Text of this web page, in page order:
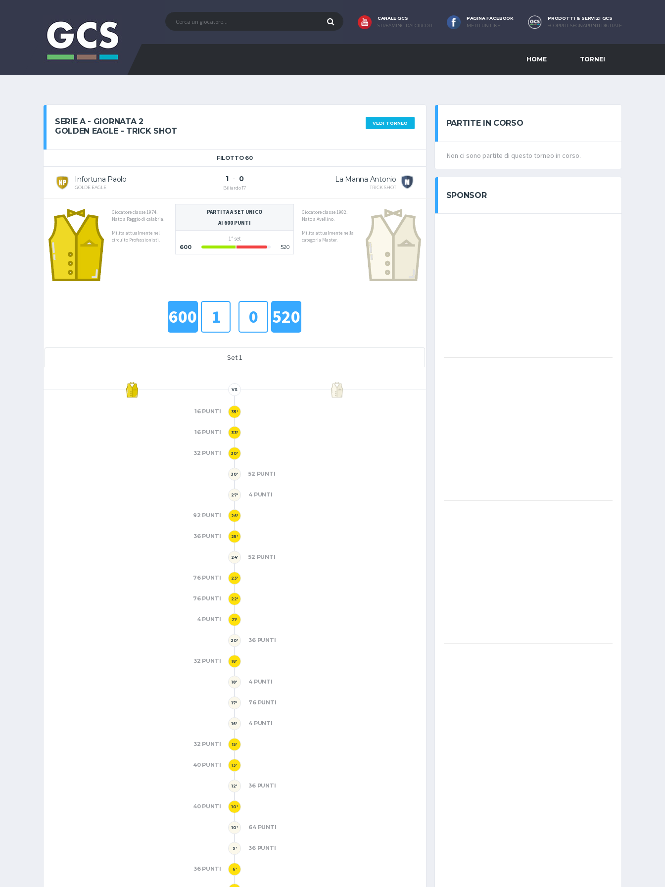
CANALE GCS
STREAMING DAI CIRCOLI
PAGINA FACEBOOK
METTI UN LIKE!
PRODOTTI & SERVIZI GCS
SCOPRI IL SEGNAPUNTI DIGITALE
HOME TORNEI
SERIE A - GIORNATA 2
GOLDEN EAGLE - TRICK SHOT
VEDI TORNEO
FILOTTO 60
Infortuna Paolo
GOLDE EAGLE
1- 0
Biliardo 17
La Manna Antonio
TRICK SHOT
PARTITA A SET UNICO
AI 600 PUNTI
1° set
600
520
Giocatore classe 1974.
Nato a Reggio di calabria.
Milita attualmente nel
circuito Professionisti.
Giocatore classe 1982.
Nato a Avellino.
Milita attualmente nella
categoria Master.
1
600 0 520
Set 1
VS
35'
16 PUNTI
33'
16 PUNTI
30'
32 PUNTI
30' 52 PUNTI
27' 4 PUNTI
26'
92 PUNTI
25'
36 PUNTI
24' 52 PUNTI
23'
76 PUNTI
22'
76 PUNTI
21'
4 PUNTI
20' 36 PUNTI
18'
32 PUNTI
18' 4 PUNTI
17' 76 PUNTI
16' 4 PUNTI
15'
32 PUNTI
13'
40 PUNTI
12' 36 PUNTI
10'
40 PUNTI
10' 64 PUNTI
9' 36 PUNTI
6'
36 PUNTI
PARTITE IN CORSO
Non ci sono partite di questo torneo in corso.
SPONSOR